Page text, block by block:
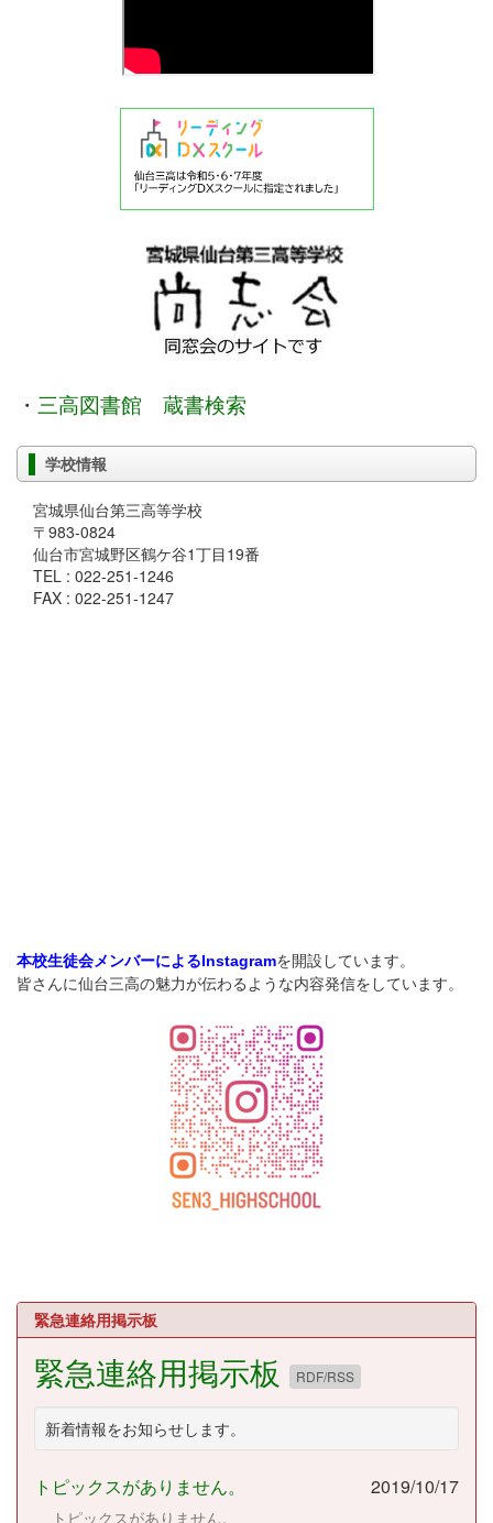
・ 三高図書館 蔵書検索
学校情報
宮城県仙台第三高等学校
〒983-0824
仙台市宮城野区鶴ケ谷1丁目19番
TEL : 022-251-1246
FAX : 022-251-1247
本校生徒会メンバーによるInstagramを開設しています。
皆さんに仙台三高の魅力が伝わるような内容発信をしています。
緊急連絡用掲示板
緊急連絡用掲示板 RDF/RSS
新着情報をお知らせします。
トピックスがありません。 2019/10/17
トピックスがありません。